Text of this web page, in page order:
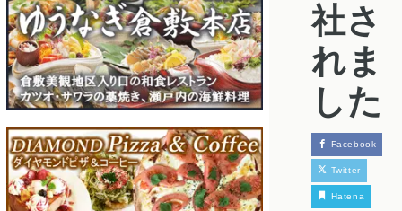
社さ
れま
した
Facebook
Twitter
Hatena